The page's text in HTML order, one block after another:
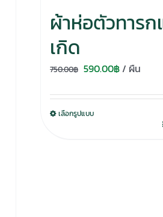
ผ้าห่อตัวทารก
เกิด
750.00฿ Original
was:
750.00฿.
590.00฿Current
is:
/ ผืน
เลือกรูปแบบ